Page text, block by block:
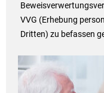
VVG (Erhebung
Dritten) zu befassen